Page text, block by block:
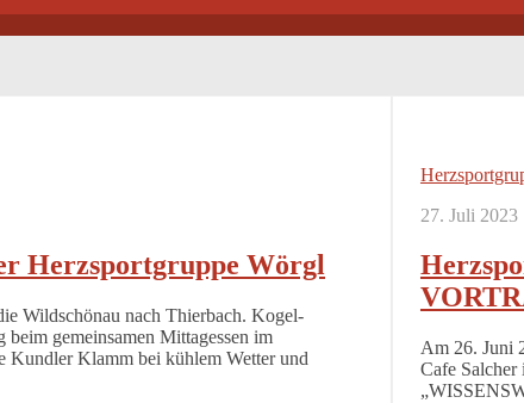
Herzsportgruppe Wörgl
Wildschönau nach Thierbach. Kogel-
gemeinsamen Mittagessen im
Klamm bei kühlem Wetter und
27. Juli 2023
Am 26. Juni
Cafe Salcher